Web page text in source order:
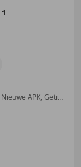
1
Elektrische achterklep, Elektrische stoelverstelling, Nieuwe APK, Getinte ramen, Grootlichtassistent, Inductieladen voor smartphones, Met onderhoudshistorie, Airbag bestuurder